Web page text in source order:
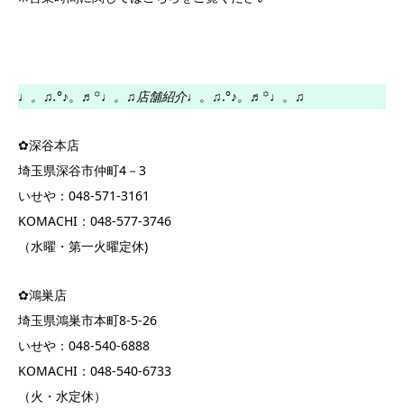
♩ 。♫.°♪。♬꙳♩ 。♫店舗紹介♩ 。♫.°♪。♬꙳♩ 。♫
✿深谷本店
埼玉県深谷市仲町4－3
いせや：048-571-3161
KOMACHI：048-577-3746
（水曜・第一火曜定休)
✿鴻巣店
埼玉県鴻巣市本町8-5-26
いせや：048-540-6888
KOMACHI：048-540-6733
（火・水定休）